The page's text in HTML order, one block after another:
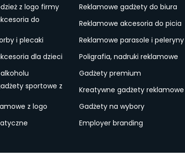
z logo firmy
Reklamowe gadżety do biura
do
Reklamowe akcesoria do picia
i plecaki
Reklamowe parasole i peleryny
dla dzieci
Poligrafia, nadruki reklamowe
Gadżety premium
sportowe z
Kreatywne gadżety reklamowe
z logo
Gadżety na wybory
Employer branding